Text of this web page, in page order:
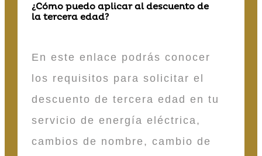
¿Cómo puedo aplicar al descuento de
la tercera edad?
En este enlace podrás conocer
los requisitos para solicitar el
descuento de tercera edad en tu
servicio de energía eléctrica,
cambios de nombre, cambio de